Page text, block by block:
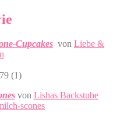
Cupcakes von Liebe &
von Lishas Backstube